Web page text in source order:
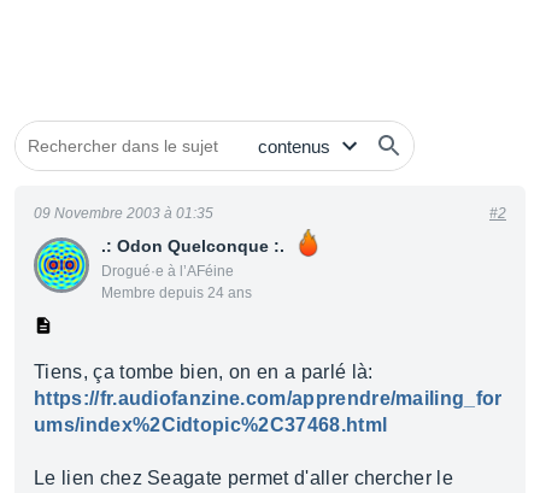
.: Odon Quelconque :.
Drogué·e à l’AFéine
Membre depuis 24 ans
09 Novembre 2003 à 01:35 #2
Tiens, ça tombe bien, on en a parlé là:
https://fr.audiofanzine.com/apprendre/mailing_for
ums/index%2Cidtopic%2C37468.html
Le lien chez Seagate permet d'aller chercher le